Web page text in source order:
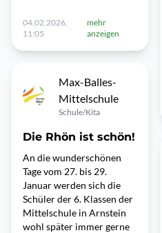
04.02.2026,
11:05
mehr
anzeigen
Max-Balles-
Mittelschule
Schule/Kita
Die Rhön ist schön!
An die wunderschönen
Tage vom 27. bis 29.
Januar werden sich die
Schüler der 6. Klassen der
Mittelschule in Arnstein
wohl später immer gerne